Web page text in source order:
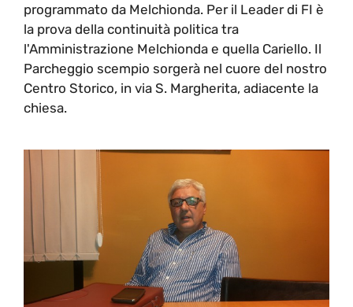
programmato da Melchionda. Per il Leader di FI è
la prova della continuità politica tra
l'Amministrazione Melchionda e quella Cariello. Il
Parcheggio scempio sorgerà nel cuore del nostro
Centro Storico, in via S. Margherita, adiacente la
chiesa.